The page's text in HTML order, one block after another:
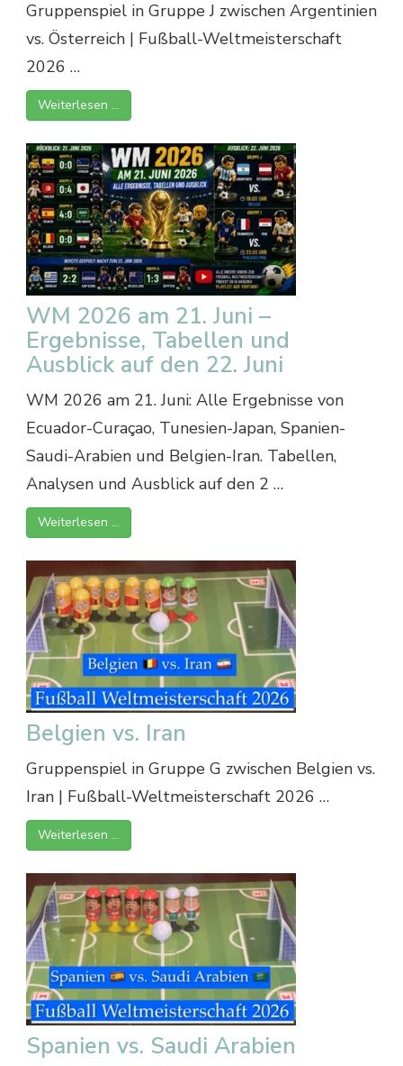
Gruppenspiel in Gruppe J zwischen Argentinien
vs. Österreich | Fußball-Weltmeisterschaft
2026 …
Weiterlesen …
WM 2026 am 21. Juni –
Ergebnisse, Tabellen und
Ausblick auf den 22. Juni
WM 2026 am 21. Juni: Alle Ergebnisse von
Ecuador-Curaçao, Tunesien-Japan, Spanien-
Saudi-Arabien und Belgien-Iran. Tabellen,
Analysen und Ausblick auf den 2 …
Weiterlesen …
Belgien vs. Iran
Gruppenspiel in Gruppe G zwischen Belgien vs.
Iran | Fußball-Weltmeisterschaft 2026 …
Weiterlesen …
Spanien vs. Saudi Arabien